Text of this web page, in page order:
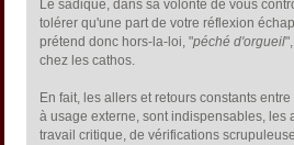
Le sadique, dans sa volonté de vous
tolérer qu'une part de votre réflexion
prétend donc hors-la-loi, "péché d'orgueil
chez les cathos.
En fait, les allers et retours constants
à usage externe, sont indispensables, les
travail critique, de vérifications